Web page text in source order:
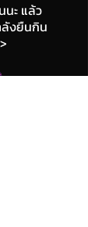
นะ แล้ว
ลังยืนกิน